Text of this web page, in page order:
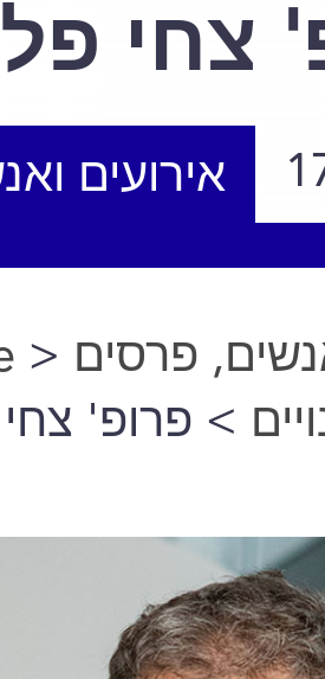
צחי
אירועים
here
> פרסים
> פרופ'